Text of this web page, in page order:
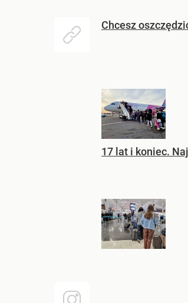
Chcesz
17 lat i koniec.